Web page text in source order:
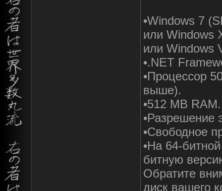
•Windows 7
или Windows
или Windows
•.NET
•Процессор
выше).
•512 MB RAM.
•Разрешение
•Свободное
•На 64-
битную
Обратите
диск вашего